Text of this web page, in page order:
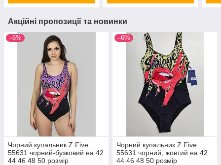
Акційні пропозиції та новинки
–6%
Чорний купальник Z.Five
55631 чорний-бузковий на 42
44 46 48 50 розмір
–6%
Чорний купальник Z.Five
55631 чорний, жовтий на 42
44 46 48 50 розмір